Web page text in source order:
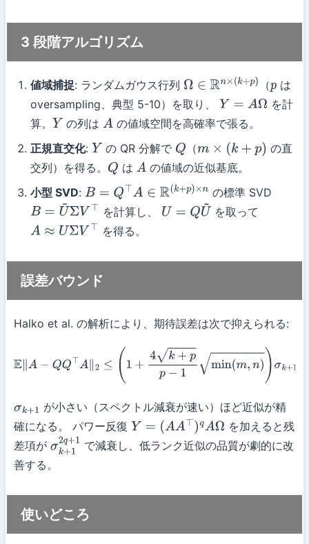
3 段階アルゴリズム
値域捕捉: ランダムガウス行列 Ω∈R n×(k+p ) （p は
oversampling、典型 5-10）を取り、 Y= AΩ
を計
算。 Y の列は A の値域空間を高確率で張る。
正規直交化: Y の QR 分解で Q （m×(k +p )
の直
交列）を得る。 Q は A の値域の近似基底。
小型 SVD: B= Q⊤A ∈R( k+ p)×n
の標準 SVD
B= U~Σ V⊤ を計算し、 U=QU~
を取って
A≈ UΣV ⊤ を得る。
誤差バウンド
Halko et al. の解析により、期待誤差は次で抑えられる:
−Q ⊤ ≤ +pp−1min( ,n))σk+1(A)
σk+1 が小さい（スペクトル減衰が速い）ほど近似が精
確になる。 パワー反復 Y (A A⊤)qA Ω
を加えると残
差項が σk+1 q+1
で減衰し、低ランク近似の品質が劇的に改
善する。
使いどころ